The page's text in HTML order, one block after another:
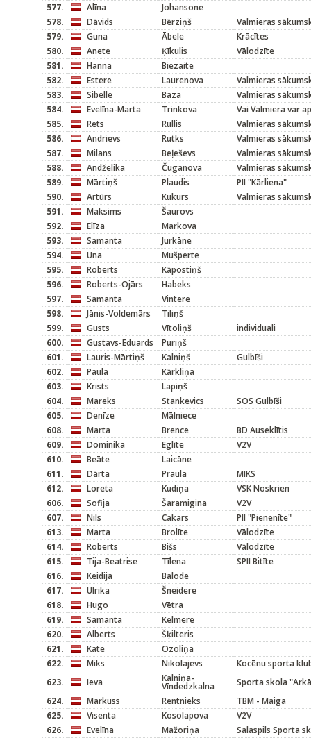
577.
Alīna
Johansone
578.
Dāvids Bērziņš
Valmieras
579.
Guna Ābele
Krācītes
580.
Anete Ķīkulis
Vālodzīte
581.
Hanna
Biezaite
582.
Estere Laurenova
Valmieras
583.
Sibelle Baza
Valmieras
584.
Evelīna-Marta Trinkova
Vai Valmiera var
585.
Rets Rullis
Valmieras
586.
Andrievs Rutks
Valmieras
587.
Milans Beļeševs
Valmieras
588.
Andželika Čuganova
Valmieras
589.
Mārtiņš Plaudis
PII "Kārliena"
590.
Artūrs Kukurs
Valmieras
591.
Maksims
Šaurovs
592.
Elīza
Markova
593.
Samanta
Jurkāne
594.
Una
Mušperte
595.
Roberts
Kāpostiņš
596.
Roberts-Ojārs
Habeks
597.
Samanta
Vintere
598.
Jānis-Voldemārs
Tiliņš
599.
Gusts Vītoliņš
individuali
600.
Gustavs-Eduards
Puriņš
601.
Lauris-Mārtiņš Kalniņš
Gulbīši
602.
Paula
Kārkliņa
603.
Krists
Lapiņš
604.
Mareks Stankevics
SOS Gulbīši
605.
Denīze
Mālniece
608.
Marta Brence
BD Auseklītis
609.
Dominika Eglīte
V2V
610.
Beāte
Laicāne
611.
Dārta Praula
MIKS
612.
Loreta Kudiņa
VSK Noskrien
606.
Sofija Šaramigina
V2V
607.
Nils Cakars
PII "Pienenīte"
613.
Marta Brolīte
Vālodzīte
614.
Roberts Bišs
Vālodzīte
615.
Tija-Beatrise Tīlena
SPII Bitīte
616.
Keidija
Balode
617.
Ulrika
Šneidere
618.
Hugo
Vētra
619.
Samanta
Kelmere
620.
Alberts
Šķilteris
621.
Kate
Ozoliņa
622.
Miks Nikolajevs
Kocēnu sporta
623.
Ieva Kalniņa-
Vīndedzkalna
Sporta skola
624.
Markuss Rentnieks
TBM - Maiga
625.
Visenta Kosolapova
V2V
626.
Evelīna Mažoriņa
Salaspils Sporta